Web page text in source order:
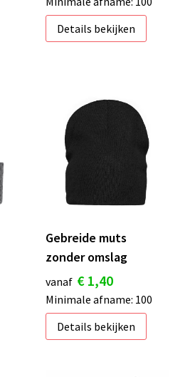
Details bekijken
Gebreide muts
zonder omslag
vanaf € 1,40
Minimale afname: 100
Details bekijken